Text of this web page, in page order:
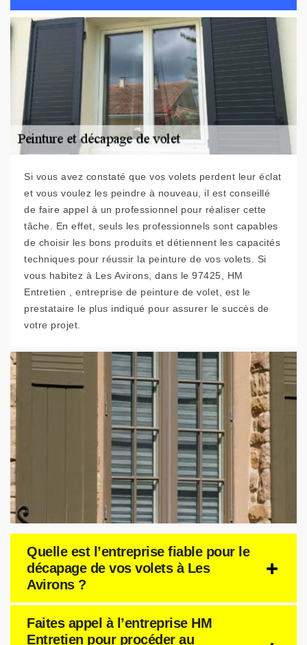
Si vous avez constaté que vos volets perdent leur éclat
et vous voulez les peindre à nouveau, il est conseillé
de faire appel à un professionnel pour réaliser cette
tâche. En effet, seuls les professionnels sont capables
de choisir les bons produits et détiennent les capacités
techniques pour réussir la peinture de vos volets. Si
vous habitez à Les Avirons, dans le 97425, HM
Entretien , entreprise de peinture de volet, est le
prestataire le plus indiqué pour assurer le succès de
votre projet.
Quelle est l’entreprise fiable pour le
décapage de vos volets à Les
Avirons ?
Faites appel à l’entreprise HM
Entretien pour procéder au